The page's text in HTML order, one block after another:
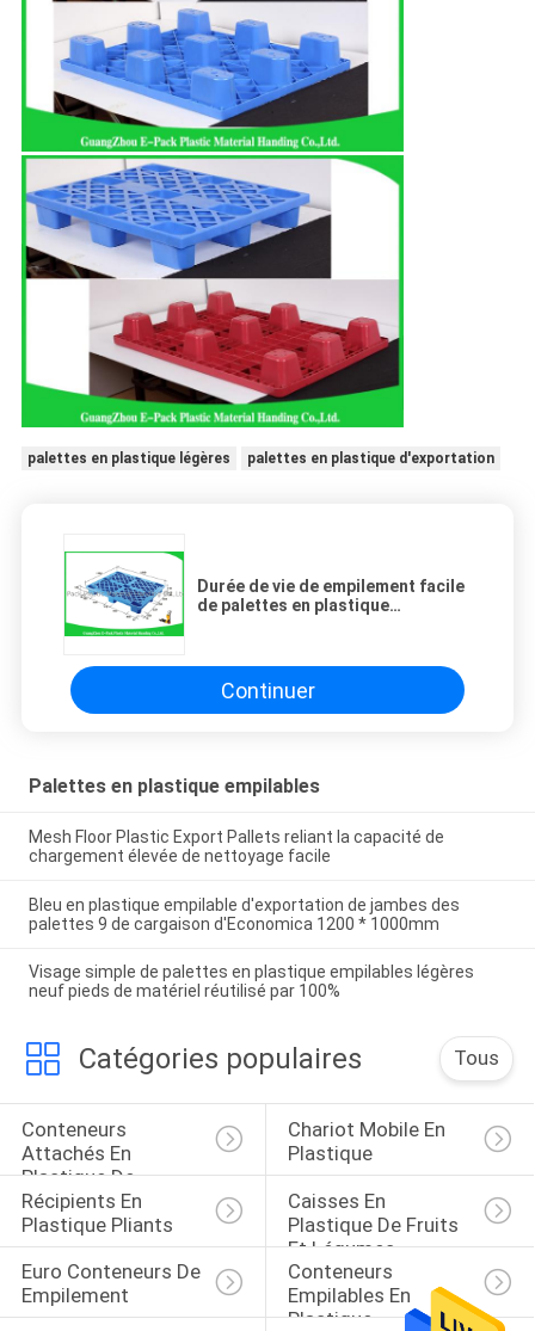
palettes en plastique légères palettes en plastique d'exportation
Durée de vie de empilement facile
de palettes en plastique
longue
Continuer
Palettes en plastique empilables
Mesh Floor Plastic Export Pallets reliant la capacité de
chargement élevée de nettoyage facile
Bleu en plastique empilable d'exportation de jambes des
palettes 9 de cargaison d'Economica 1200 * 1000mm
Visage simple de palettes en plastique empilables légères
neuf pieds de matériel réutilisé par 100%
Catégories populaires Tous
Conteneurs
Attachés En
Plastique De
Couvercle
Chariot Mobile En
Plastique
Récipients En
Plastique Pliants
Caisses En
Plastique De Fruits
Et Légumes
Euro Conteneurs De
Empilement
Conteneurs
Empilables En
Plastique